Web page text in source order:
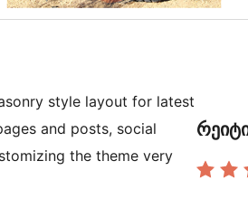
style layout for latest
and posts, social
the theme very